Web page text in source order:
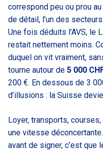
correspond peu ou prou
de détail, l’un des
Une fois déduits l’AVS, le
restait nettement moins.
duquel on vit vraiment,
tourne autour de 5 000
200 €. En dessous de 3
d’illusions : la Suisse
Loyer, transports,
une vitesse
avant de signer, c’est